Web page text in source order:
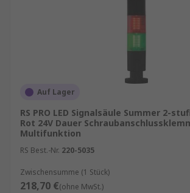
Auf Lager
RS PRO LED Signalsäule Summer 2-
Rot 24V Dauer
Multifunktion
RS Best.-Nr. 220-5035
Zwischensumme (1 Stück)
218,70 €(ohne MwSt.)